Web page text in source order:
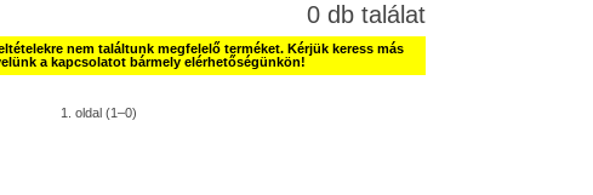
0 db találat
nem találtunk megfelelő terméket. Kérjük keress más
a kapcsolatot bármely elérhetőségünkön!
1. oldal (1–0)